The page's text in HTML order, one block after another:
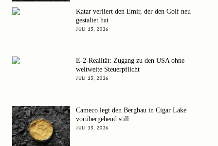
Katar verliert den Emir, der den Golf neu
gestaltet hat
JULI 13, 2026
E-2-Realität: Zugang zu den USA ohne
weltweite Steuerpflicht
JULI 13, 2026
Cameco legt den Bergbau in Cigar Lake
vorübergehend still
JULI 13, 2026